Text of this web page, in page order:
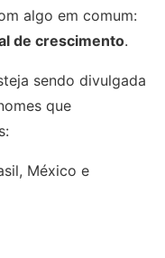
algo em comum:
de crescimento.
sendo divulgada
que
México e